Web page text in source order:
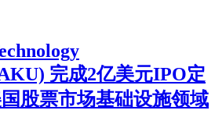
完成2亿美元IPO定
股票市场基础设施领域